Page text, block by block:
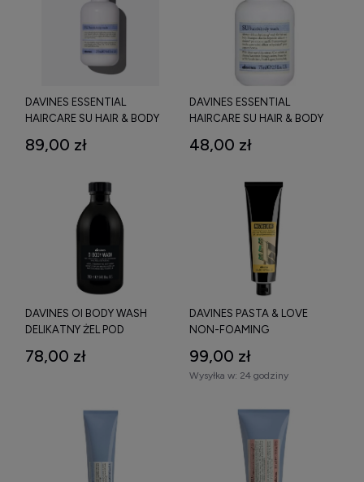
DAVINES ESSENTIAL
HAIRCARE SU HAIR & BODY
I CIAŁO ŻEL DO MYCIA PO
89,00 zł
DAVINES ESSENTIAL
HAIRCARE SU HAIR & BODY
I CIAŁO ŻEL DO MYCIA PO
48,00 zł
DAVINES OI BODY WASH
DELIKATNY ŻEL POD
78,00 zł
DAVINES PASTA & LOVE
NON-FOAMING
ŻEL DO GOLENIA 150 ML
99,00 zł
Wysyłka w: 24 godziny